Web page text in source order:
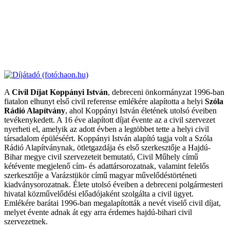
A Civil Díjat Koppányi István, debreceni önkormányzat 1996-ban
fiatalon elhunyt első civil referense emlékére alapította a helyi Szóla
Rádió Alapítvány, ahol Koppányi István életének utolsó éveiben
tevékenykedett. A 16 éve alapított díjat évente az a civil szervezet
nyerheti el, amelyik az adott évben a legtöbbet tette a helyi civil
társadalom épüléséért. Koppányi István alapító tagja volt a Szóla
Rádió Alapítványnak, ötletgazdája és első szerkesztője a Hajdú-
Bihar megye civil szervezeteit bemutató, Civil Műhely című
kétévente megjelenő cím- és adattársorozatnak, valamint felelős
szerkesztője a Varázstükör című magyar művelődéstörténeti
kiadványsorozatnak. Élete utolsó éveiben a debreceni polgármesteri
hivatal közművelődési előadójaként szolgálta a civil ügyet.
Emlékére barátai 1996-ban megalapították a nevét viselő civil díjat,
melyet évente adnak át egy arra érdemes hajdú-bihari civil
szervezetnek.